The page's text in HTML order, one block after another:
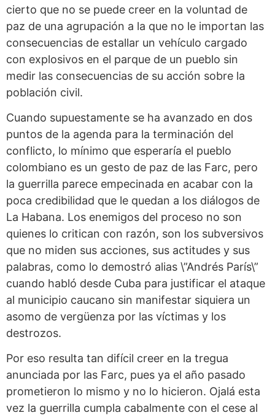
cierto que no se puede creer en la voluntad de
paz de una agrupación a la que no le importan las
consecuencias de estallar un vehículo cargado
con explosivos en el parque de un pueblo sin
medir las consecuencias de su acción sobre la
población civil.
Cuando supuestamente se ha avanzado en dos
puntos de la agenda para la terminación del
conflicto, lo mínimo que esperaría el pueblo
colombiano es un gesto de paz de las Farc, pero
la guerrilla parece empecinada en acabar con la
poca credibilidad que le quedan a los diálogos de
La Habana. Los enemigos del proceso no son
quienes lo critican con razón, son los subversivos
que no miden sus acciones, sus actitudes y sus
palabras, como lo demostró alias \”Andrés París\”
cuando habló desde Cuba para justificar el ataque
al municipio caucano sin manifestar siquiera un
asomo de vergüenza por las víctimas y los
destrozos.
Por eso resulta tan difícil creer en la tregua
anunciada por las Farc, pues ya el año pasado
prometieron lo mismo y no lo hicieron. Ojalá esta
vez la guerrilla cumpla cabalmente con el cese al